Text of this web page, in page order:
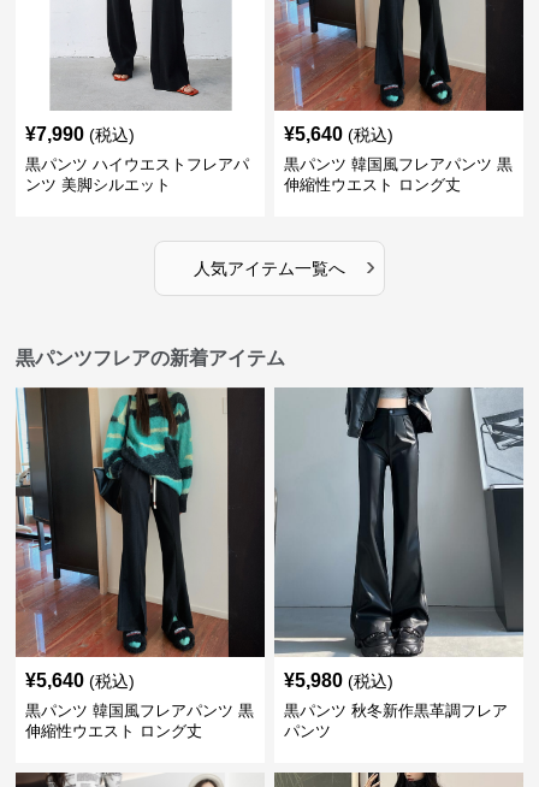
¥7,990 (税込)
黒パンツ ハイウエストフレアパ
ンツ 美脚シルエット
¥5,640 (税込)
黒パンツ 韓国風フレアパンツ 黒
伸縮性ウエスト ロング丈
人気アイテム一覧へ ›
黒パンツフレアの新着アイテム
¥5,640 (税込)
黒パンツ 韓国風フレアパンツ 黒
伸縮性ウエスト ロング丈
¥5,980 (税込)
黒パンツ 秋冬新作黒革調フレア
パンツ